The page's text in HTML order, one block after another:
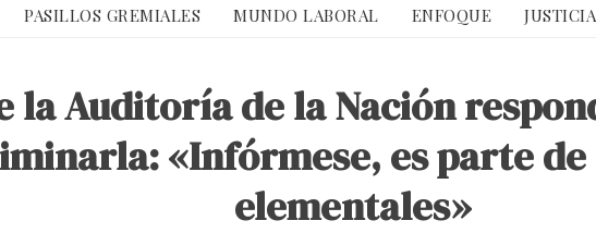
PASILLOS GREMIALES MUNDO LABORAL ENFOQUE
la Auditoría de la Nación
«Infórmese, es parte de
elementales»